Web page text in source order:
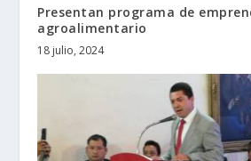
Presentan programa de
agroalimentario
18 julio, 2024